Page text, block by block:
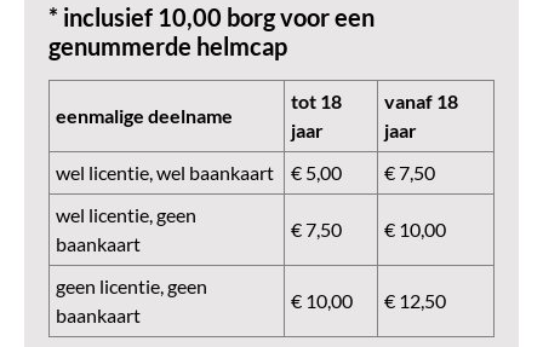
* inclusief 10,00 borg voor een
genummerde helmcap
eenmalige deelname
tot 18
jaar
vanaf 18
jaar
wel licentie, wel baankaart
€ 5,00
€ 7,50
wel licentie, geen
baankaart
€ 7,50 € 10,00
geen licentie, geen
baankaart
€ 10,00 € 12,50